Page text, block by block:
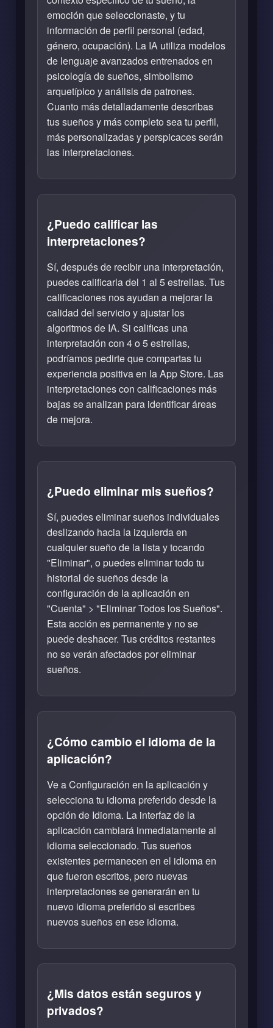
emoción que seleccionaste, y tu
información de perfil personal (edad,
género, ocupación). La IA utiliza modelos
de lenguaje avanzados entrenados en
psicología de sueños, simbolismo
arquetípico y análisis de patrones.
Cuanto más detalladamente describas
tus sueños y más completo sea tu perfil,
más personalizadas y perspicaces serán
las interpretaciones.
¿Puedo calificar las
interpretaciones?
Sí, después de recibir una interpretación,
puedes calificarla del 1 al 5 estrellas. Tus
calificaciones nos ayudan a mejorar la
calidad del servicio y ajustar los
algoritmos de IA. Si calificas una
interpretación con 4 o 5 estrellas,
podríamos pedirte que compartas tu
experiencia positiva en la App Store. Las
interpretaciones con calificaciones más
bajas se analizan para identificar áreas
de mejora.
¿Puedo eliminar mis sueños?
Sí, puedes eliminar sueños individuales
deslizando hacia la izquierda en
cualquier sueño de la lista y tocando
"Eliminar", o puedes eliminar todo tu
historial de sueños desde la
configuración de la aplicación en
"Cuenta" > "Eliminar Todos los Sueños".
Esta acción es permanente y no se
puede deshacer. Tus créditos restantes
no se verán afectados por eliminar
sueños.
¿Cómo cambio el idioma de la
aplicación?
Ve a Configuración en la aplicación y
selecciona tu idioma preferido desde la
opción de Idioma. La interfaz de la
aplicación cambiará inmediatamente al
idioma seleccionado. Tus sueños
existentes permanecen en el idioma en
que fueron escritos, pero nuevas
interpretaciones se generarán en tu
nuevo idioma preferido si escribes
nuevos sueños en ese idioma.
¿Mis datos están seguros y
privados?